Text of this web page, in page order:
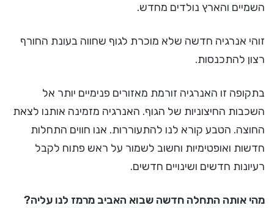
השמיים והארץ נולדים מחדש.
זוהי אנרגיה חדשה שלא מוכרת לגוף שחווה בעונת החורף
רצון להתכנסות.
בתקופה זו האנרגיה זורמת מאזורים פנימיים יותר אל
השכבות החיצוניות של הגוף. האנרגיה מזמינה אותנו לצאת
החוצה. הטבע קורא לנו להתעוררות. אנו חווים התחלות
חדשות ואופטימיות וחשוב לשמור על ראש פתוח לקבל
רעיונות חדשים ושינויים חדשים.
מהי אותה התחלה חדשה שבוא האביב מרמז לנו עליה?